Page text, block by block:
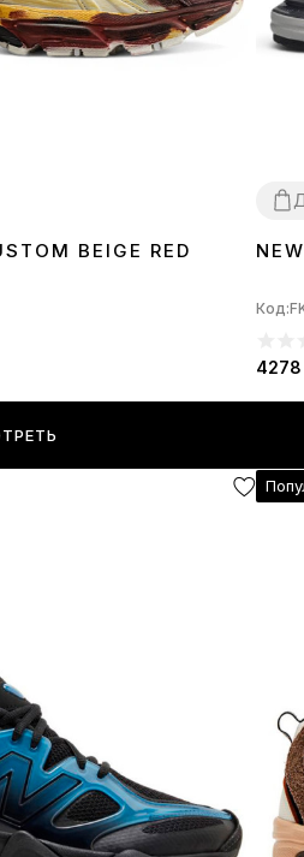
BEIGE RED 4142
Код:
4278